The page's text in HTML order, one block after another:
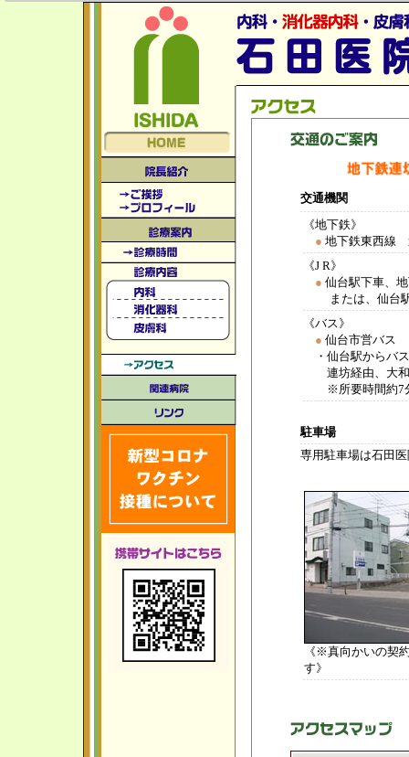
交通機関
《地下鉄》
● 地下鉄東西線
《J R》
● 仙台駅下車、
または、仙台
《バス》
● 仙台市営バス
・仙台駅からバ
連坊経由、大和
※所要時間約7
駐車場
専用駐車場は石田
《※真向かいの契
す》